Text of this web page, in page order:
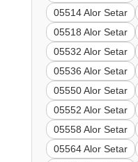
05514 Alor Setar
05518 Alor Setar
05532 Alor Setar
05536 Alor Setar
05550 Alor Setar
05552 Alor Setar
05558 Alor Setar
05564 Alor Setar